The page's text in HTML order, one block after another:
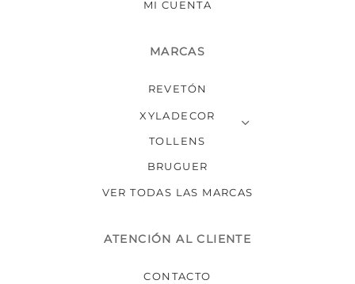
MI CUENTA
MARCAS
REVETÓN
XYLADECOR
TOLLENS
BRUGUER
VER TODAS LAS MARCAS
ATENCIÓN AL CLIENTE
CONTACTO